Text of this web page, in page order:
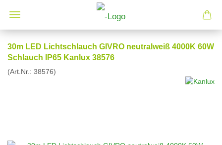
30m LED Lichtschlauch GIVRO neutralweiß 4000K 60W
Schlauch IP65 Kanlux 38576
(Art.Nr.: 38576)